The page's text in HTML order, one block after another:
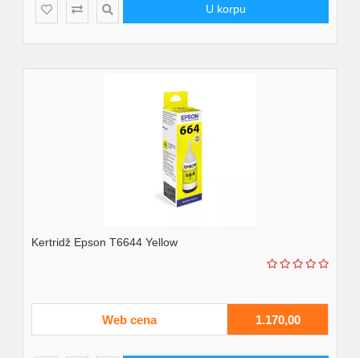
U korpu
Kertridž Epson T6644 Yellow
Web cena 1.170,00